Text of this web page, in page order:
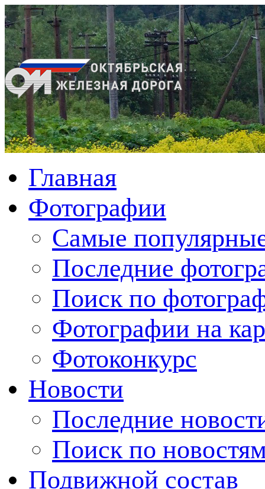
Главная
Фотографии
Cамые
Последние
Поиск по
Фотографии на
Фотоконкурс
Новости
Последние
Поиск по
Подвижной состав